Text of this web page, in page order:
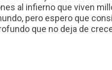
al infierno que viven
pero espero que
que no deja de